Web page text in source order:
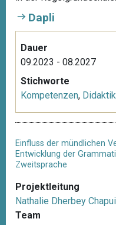
Dapli
Dauer
09.2023 - 08.2027
Stichworte
Kompetenzen, Didaktik
Einfluss der mündlichen
Entwicklung der
Zweitsprache
Projektleitung
Nathalie Dherbey
Team